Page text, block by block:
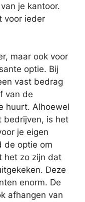
je kantoor.
voor ieder
maar ook voor
optie. Bij
vast bedrag
van de
huurt. Alhoewel
bedrijven, is het
je eigen
de optie om
het zo zijn dat
Deze
enorm. De
afhangen van